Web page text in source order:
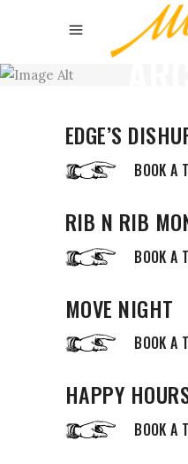
EDGE’S
BOOK A
RIB N RIB
BOOK A
MOVE NIGHT
BOOK A
HAPPY
BOOK A